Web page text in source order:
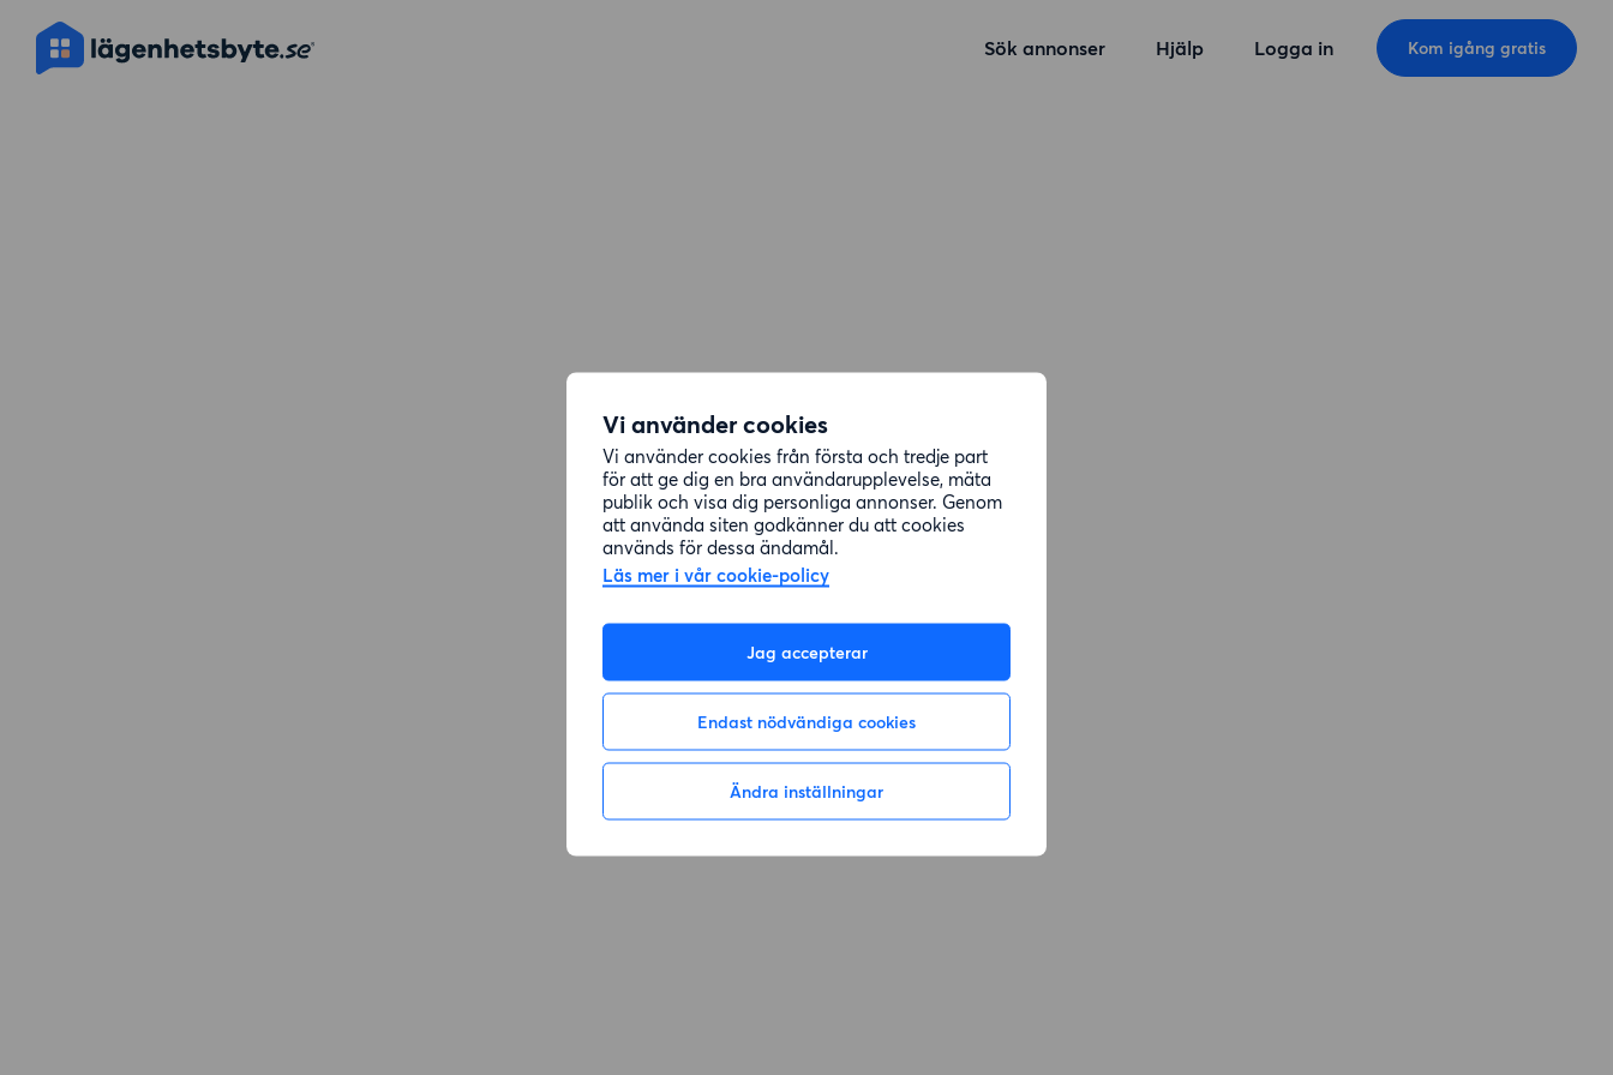
Vi använder cookies
Vi använder cookies från första och tredje part
för att ge dig en bra användarupplevelse, mäta
publik och visa dig personliga annonser. Genom
att använda siten godkänner du att cookies
används för dessa ändamål.
Läs mer i vår cookie-policy
Jag accepterar
Endast nödvändiga cookies
Ändra inställningar
Sök annonser Hjälp Logga in Kom igång gratis